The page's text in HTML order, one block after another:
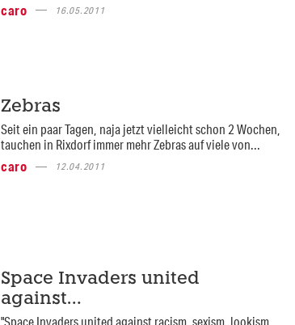
caro
16.05.2011
Zebras
Seit ein paar Tagen, naja jetzt vielleicht schon 2 Wochen,
tauchen in Rixdorf immer mehr Zebras auf viele von...
caro
12.04.2011
Space Invaders united
against…
"Space Invaders united against racism, sexism, lookism,